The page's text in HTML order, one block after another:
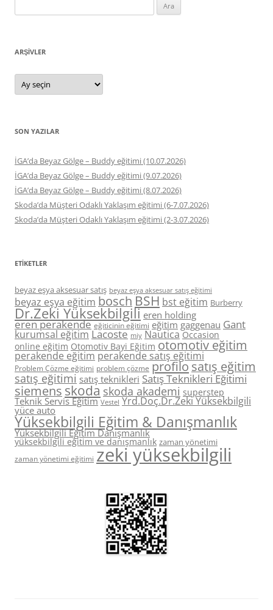
ARŞIVLER
Arşivler
SON YAZILAR
İGA’da Beyaz Gölge – Buddy eğitimi (10.07.2026)
İGA’da Beyaz Gölge – Buddy eğitimi (9.07.2026)
İGA’da Beyaz Gölge – Buddy eğitimi (8.07.2026)
Skoda’da Müşteri Odaklı Yaklaşım eğitimi (6-7.07.2026)
Skoda’da Müşteri Odaklı Yaklaşım eğitimi (2-3.07.2026)
ETIKETLER
beyaz eşya aksesuar satış beyaz eşya aksesuar satış eğitimi
beyaz eşya eğitim boschBSH bst eğitim Burberry
Dr.Zeki Yüksekbilgili eren holding
eren perakende eğiticinin eğitimi eğitim gaggenau Gant
kurumsal eğitim Lacoste miy Nautica Occasion
online eğitim Otomotiv Bayi Eğitim otomotiv eğitim
perakende eğitim perakende satış eğitimi
Problem Çözme eğitimi problem çözme profilo satış eğitim
satış eğitimi satış teknikleri Satış Teknikleri Eğitimi
siemens skoda skoda akademi superstep
Teknik Servis Eğitim Vestel Yrd.Doç.Dr.Zeki Yüksekbilgili
yüce auto
Yüksekbilgili Eğitim & Danışmanlık
Yüksekbilgili Eğitim Danışmanlık
yüksekbilgili eğitim ve danışmanlık zaman yönetimi
zaman yönetimi eğitimi zeki yüksekbilgili